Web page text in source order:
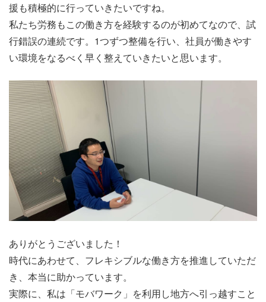
援も積極的に行っていきたいですね。
私たち労務もこの働き方を経験するのが初めてなので、試
行錯誤の連続です。1つずつ整備を行い、社員が働きやす
い環境をなるべく早く整えていきたいと思います。
ありがとうございました！
時代にあわせて、フレキシブルな働き方を推進していただ
き、本当に助かっています。
実際に、私は「モバワーク」を利用し地方へ引っ越すこと